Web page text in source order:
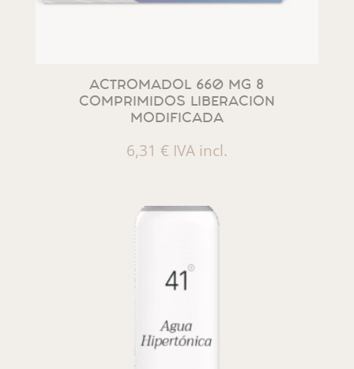
ACTROMADOL 660 MG 8
COMPRIMIDOS LIBERACION
MODIFICADA
6,31 € IVA incl.